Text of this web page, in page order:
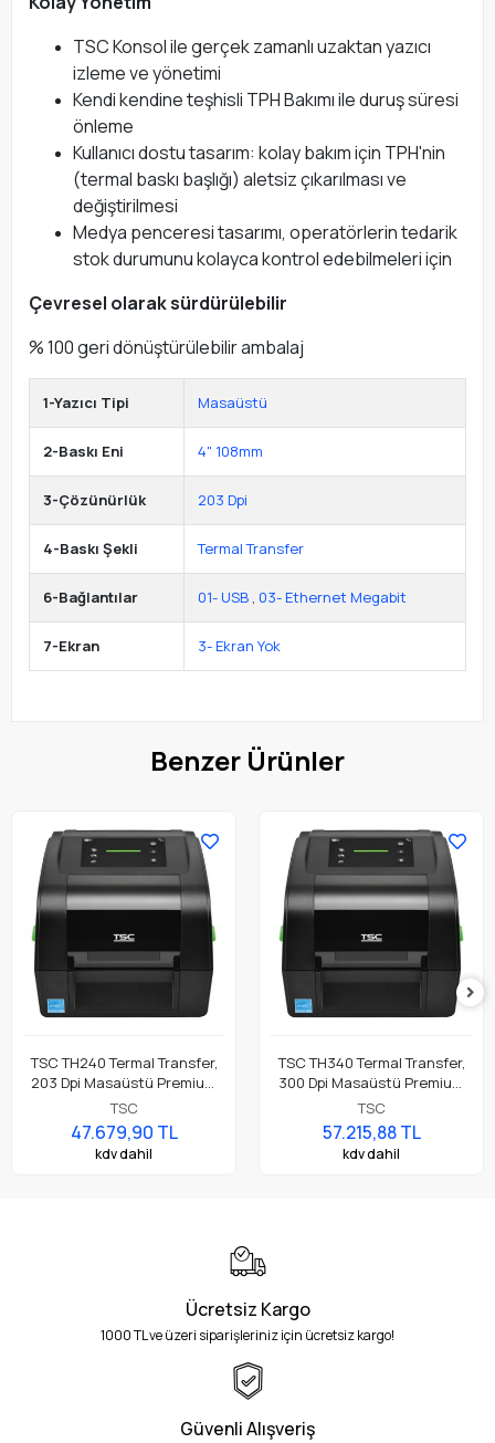
TSC Konsol ile gerçek zamanlı uzaktan yazıcı
izleme ve yönetimi
Kendi kendine teşhisli TPH Bakımı ile duruş süresi
önleme
Kullanıcı dostu tasarım: kolay bakım için TPH'nin
(termal baskı başlığı) aletsiz çıkarılması ve
değiştirilmesi
Medya penceresi tasarımı, operatörlerin tedarik
stok durumunu kolayca kontrol edebilmeleri için
Çevresel olarak sürdürülebilir
% 100 geri dönüştürülebilir ambalaj
1-Yazıcı Tipi Masaüstü
2-Baskı Eni 4" 108mm
3-Çözünürlük 203 Dpi
4-Baskı Şekli Termal Transfer
6-Bağlantılar 01- USB , 03- Ethernet Megabit
7-Ekran 3- Ekran Yok
Benzer Ürünler
TSC TH240 Termal Transfer,
203 Dpi Masaüstü Premium
Barkod Etiket Rulo Yazıcı
TSC
47.679,90 TL
kdv dahil
TSC TH340 Termal Transfer,
300 Dpi Masaüstü Premium
Barkod Etiket Rulo Yazıcı
TSC
57.215,88 TL
kdv dahil
Ücretsiz Kargo
1000 TL ve üzeri siparişleriniz için ücretsiz kargo!
Güvenli Alışveriş